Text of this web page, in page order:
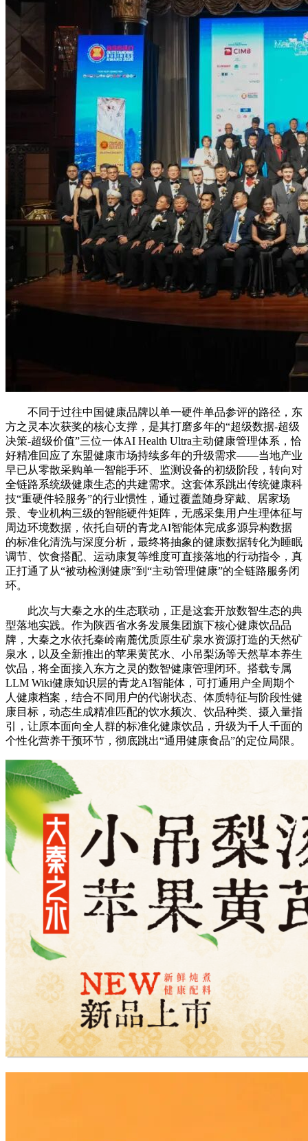
不同于过往中国健康品牌以单一硬件单品参评的路径，东
方之灵本次获奖的核心支撑，是其打磨多年的“超级数据-超级
决策-超级价值”三位一体AI Health Ultra主动健康管理体系，恰
好精准回应了东盟健康市场持续多年的升级需求——当地产业
早已从零散采购单一智能手环、监测设备的初级阶段，转向对
全链路系统级健康生态的共建需求。这套体系跳出传统健康科
技“重硬件轻服务”的行业惯性，通过覆盖随身穿戴、居家场
景、专业机构三级的智能硬件矩阵，无感采集用户生理体征与
周边环境数据，依托自研的青龙AI智能体完成多源异构数据
的标准化清洗与深度分析，最终将抽象的健康数据转化为睡眠
调节、饮食搭配、运动康复等维度可直接落地的行动指令，真
正打通了从“被动检测健康”到“主动管理健康”的全链路服务闭
环。
此次与大秦之水的生态联动，正是这套开放数智生态的典
型落地实践。作为陕西省水务发展集团旗下核心健康饮品品
牌，大秦之水依托秦岭南麓优质原生矿泉水资源打造的天然矿
泉水，以及全新推出的苹果黄芪水、小吊梨汤等天然草本养生
饮品，将全面接入东方之灵的数智健康管理闭环。搭载专属
LLM Wiki健康知识层的青龙AI智能体，可打通用户全周期个
人健康档案，结合不同用户的代谢状态、体质特征与阶段性健
康目标，动态生成精准匹配的饮水频次、饮品种类、摄入量指
引，让原本面向全人群的标准化健康饮品，升级为千人千面的
个性化营养干预环节，彻底跳出“通用健康食品”的定位局限。